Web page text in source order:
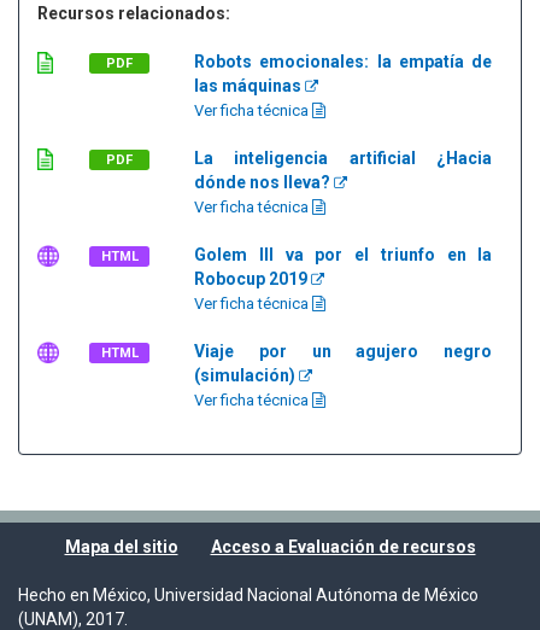
Recursos relacionados:
PDF
Robots emocionales: la empatía de
las máquinas
Ver ficha técnica
PDF
La inteligencia artificial ¿Hacia
dónde nos lleva?
Ver ficha técnica
HTML
Golem III va por el triunfo en la
Robocup 2019
Ver ficha técnica
HTML
Viaje por un agujero negro
(simulación)
Ver ficha técnica
Mapa del sitio Acceso a Evaluación de recursos
Hecho en México, Universidad Nacional Autónoma de México
(UNAM), 2017.